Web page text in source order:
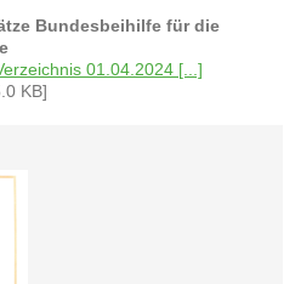
Bundesbeihilfe für die
01.04.2024 [...]
KB]